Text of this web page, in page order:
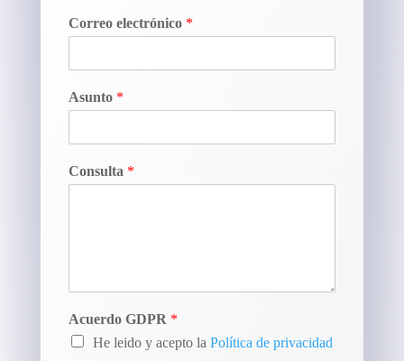
Correo electrónico *
Asunto *
Consulta *
Acuerdo GDPR *
He leido y acepto la Política de privacidad